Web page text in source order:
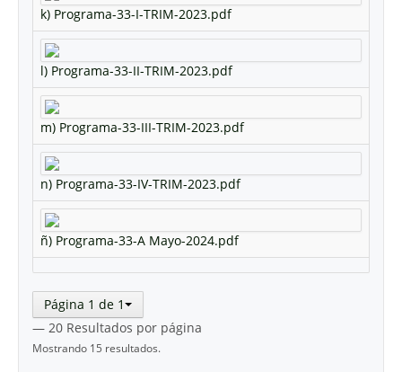
k) Programa-33-I-TRIM-2023.pdf
l) Programa-33-II-TRIM-2023.pdf
m) Programa-33-III-TRIM-2023.pdf
n) Programa-33-IV-TRIM-2023.pdf
ñ) Programa-33-A Mayo-2024.pdf
Página 1 de 1
— 20 Resultados por página
Mostrando 15 resultados.